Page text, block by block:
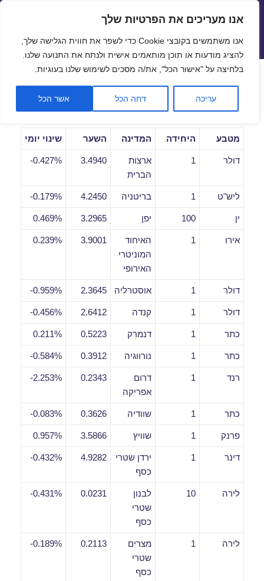
פתח
אנו מעריכים את הפרטיות שלך
אנו משתמשים בקובצי Cookie כדי לשפר את חווית הגלישה שלך,
להציג מודעות או תוכן מותאמים אישית ולנתח את התנועה שלנו.
בלחיצה על "אישור הכל", את/ה מסכים לשימוש שלנו בעוגיות.
עריכה דחה הכל אשר הכל
שערי חליפין יציגים – שער יציג
תפריטים
ווידג'טים
שערי חליפין יומיים לתאריך
05/08/2019
מטבע היחידה המדינה השער שינוי יומי
דולר 1
ארצות
הברית
3.4940
0.427%-
ליש"ט 1 בריטניה 4.2450
0.179%-
ין 100 יפן 3.2965
0.469%
אירו 1
האיחוד
המוניטרי
האירופי
3.9001
0.239%
דולר 1 אוסטרליה 2.3645
0.959%-
דולר 1 קנדה 2.6412
0.456%-
כתר 1 דנמרק 0.5223
0.211%
כתר 1 נורווגיה 0.3912
0.584%-
רנד 1
דרום
אפריקה
0.2343
2.253%-
כתר 1 שוודיה 0.3626
0.083%-
פרנק 1 שוויץ 3.5866
0.957%
דינר 1
ירדן שטרי
כסף
4.9282
0.432%-
לירה 10
לבנון
שטרי
כסף
0.0231
0.431%-
לירה 1
מצרים
שטרי
כסף
0.2113
0.189%-